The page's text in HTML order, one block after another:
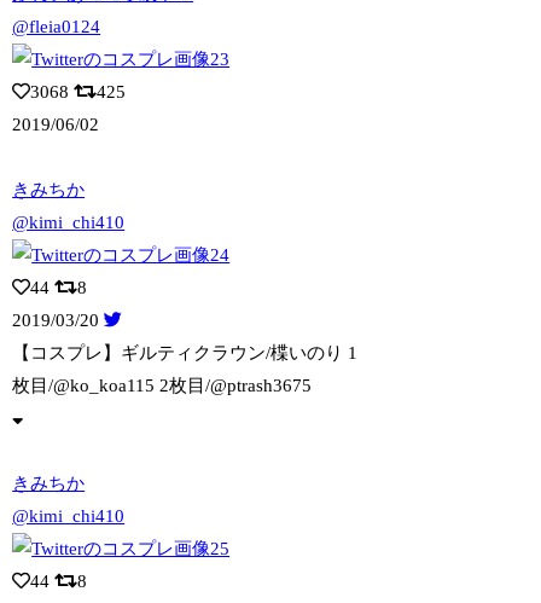
@fleia0124
3068
425
2019/06/02
きみちか
@kimi_chi410
44
8
2019/03/20
【コスプレ】ギルティクラウン/楪いのり 1
枚目/@ko_koa115 2枚目/@ptrash3675
きみちか
@kimi_chi410
44
8